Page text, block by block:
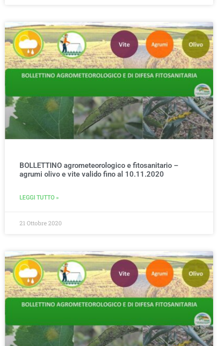
BOLLETTINO agrometeorologico e fitosanitario –
agrumi olivo e vite valido fino al 10.11.2020
LEGGI TUTTO »
21 Ottobre 2020